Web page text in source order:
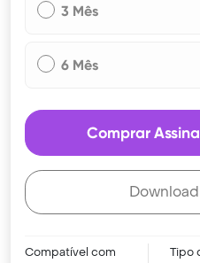
3 Mês
6 Mês
Comprar
Compatível com
Tipo